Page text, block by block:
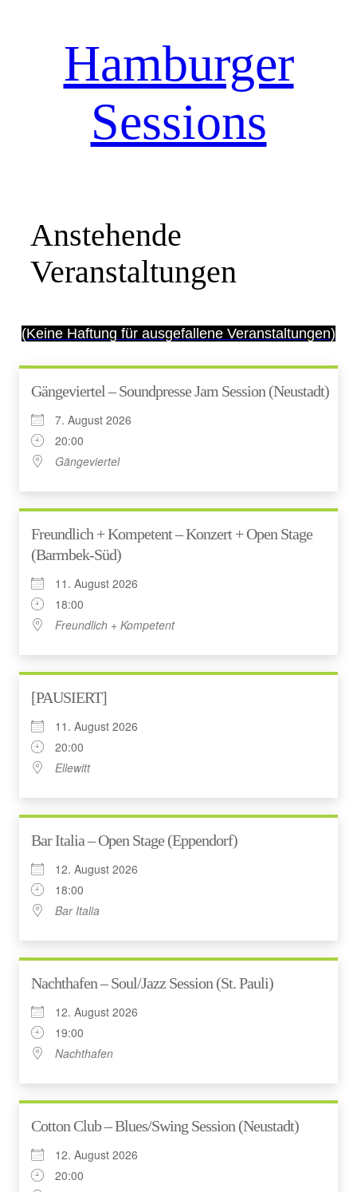
Hamburger
Sessions
Anstehende
Veranstaltungen
(Keine Haftung für ausgefallene Veranstaltungen)
Gängeviertel – Soundpresse Jam Session (Neustadt)
7. August 2026
20:00
Gängeviertel
Freundlich + Kompetent – Konzert + Open Stage
(Barmbek-Süd)
11. August 2026
18:00
Freundlich + Kompetent
[PAUSIERT]
11. August 2026
20:00
Ellewitt
Bar Italia – Open Stage (Eppendorf)
12. August 2026
18:00
Bar Italia
Nachthafen – Soul/Jazz Session (St. Pauli)
12. August 2026
19:00
Nachthafen
Cotton Club – Blues/Swing Session (Neustadt)
12. August 2026
20:00